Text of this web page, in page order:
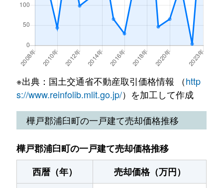
※出典：国土交通省不動産取引価格情報 （http
s://www.reinfolib.mlit.go.jp/）を加工して作成
樺戸郡浦臼町の一戸建て売却価格推移
樺戸郡浦臼町の一戸建て売却価格推移
西暦（年）
売却価格（万円）